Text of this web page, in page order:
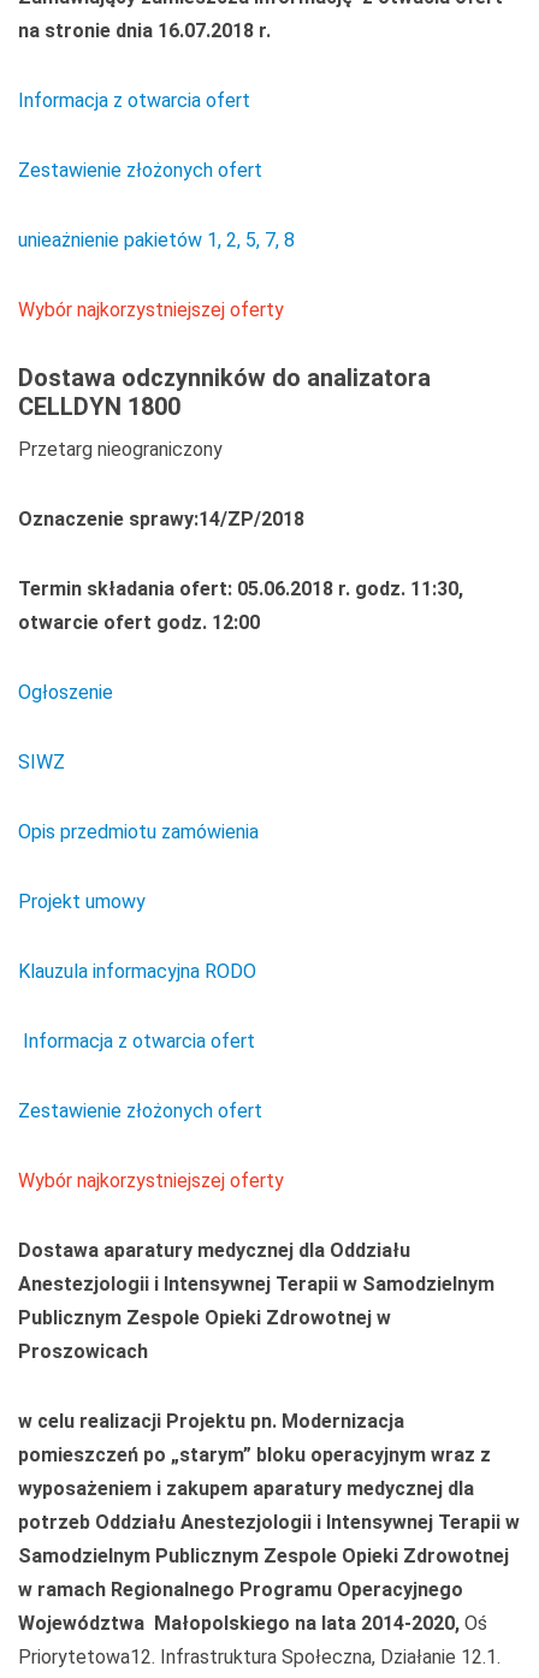
na stronie dnia 16.07.2018 r.
Informacja z otwarcia ofert
Zestawienie złożonych ofert
unieażnienie pakietów 1, 2, 5, 7, 8
Wybór najkorzystniejszej oferty
Dostawa odczynników do analizatora
CELLDYN 1800
Przetarg nieograniczony
Oznaczenie sprawy:14/ZP/2018
Termin składania ofert: 05.06.2018 r. godz. 11:30,
otwarcie ofert godz. 12:00
Ogłoszenie
SIWZ
Opis przedmiotu zamówienia
Projekt umowy
Klauzula informacyjna RODO
Informacja z otwarcia ofert
Zestawienie złożonych ofert
Wybór najkorzystniejszej oferty
Dostawa aparatury medycznej dla Oddziału
Anestezjologii i Intensywnej Terapii w Samodzielnym
Publicznym Zespole Opieki Zdrowotnej w
Proszowicach
w celu realizacji Projektu pn. Modernizacja
pomieszczeń po „starym” bloku operacyjnym wraz z
wyposażeniem i zakupem aparatury medycznej dla
potrzeb Oddziału Anestezjologii i Intensywnej Terapii w
Samodzielnym Publicznym Zespole Opieki Zdrowotnej
w ramach Regionalnego Programu Operacyjnego
Województwa Małopolskiego na lata 2014-2020, Oś
Priorytetowa12. Infrastruktura Społeczna, Działanie 12.1.